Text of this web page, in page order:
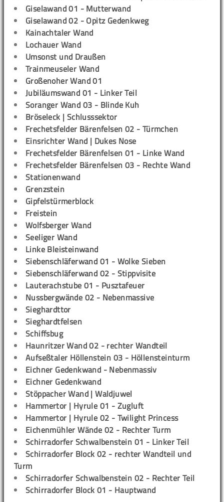
Giselawand 01 - Mutterwand
Giselawand 02 - Opitz Gedenkweg
Kainachtaler Wand
Lochauer Wand
Umsonst und Draußen
Trainmeuseler Wand
Großenoher Wand 01
Jubiläumswand 01 - Linker Teil
Soranger Wand 03 - Blinde Kuh
Bröseleck | Schlusssektor
Frechetsfelder Bärenfelsen 02 - Türmchen
Einsrichter Wand | Dukes Nose
Frechetsfelder Bärenfelsen 01 - Linke Wand
Frechetsfelder Bärenfelsen 03 - Rechte Wand
Stationenwand
Grenzstein
Gipfelstürmerblock
Freistein
Wolfsberger Wand
Seeliger Wand
Linke Bleisteinwand
Siebenschläferwand 01 - Wolke Sieben
Siebenschläferwand 02 - Stippvisite
Lauterachstube 01 - Pusztafeuer
Nussbergwände 02 - Nebenmassive
Sieghardttor
Sieghardtfelsen
Schiffsbug
Haunritzer Wand 02 - rechter Wandteil
Aufseßtaler Höllenstein 03 - Höllensteinturm
Eichner Gedenkwand - Nebenmassiv
Eichner Gedenkwand
Stöppacher Wand | Waldjuwel
Hammertor | Hyrule 01 - Zugluft
Hammertor | Hyrule 02 - Twilight Princess
Eichenmühler Wände 02 - Rechter Turm
Schirradorfer Schwalbenstein 01 - Linker Teil
Schirradorfer Block 02 - rechter Wandteil und
Turm
Schirradorfer Schwalbenstein 02 - Rechter Teil
Schirradorfer Block 01 - Hauptwand